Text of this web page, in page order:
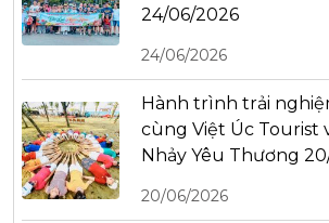
24/06/2026
24/06/2026
Hành trình trải
cùng Việt Úc Tourist
Nhảy Yêu Thương
20/06/2026